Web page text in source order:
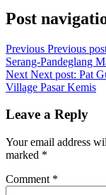
Post
Previous Previous
Serang-Pandeglang
Next Next post: Pat
Village Pasar Kemis
Leave a Reply
Your email address
marked *
Comment *